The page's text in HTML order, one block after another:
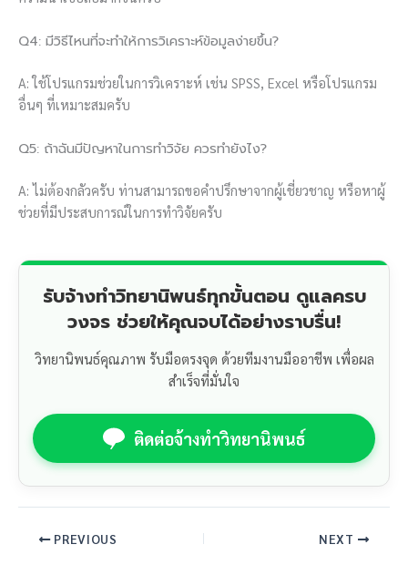
Q4: มีวิธีไหนที่จะทำให้การวิเคราะห์ข้อมูลง่ายขึ้น?
A: ใช้โปรแกรมช่วยในการวิเคราะห์ เช่น SPSS, Excel หรือโปรแกรม
อื่นๆ ที่เหมาะสมครับ
Q5: ถ้าฉันมีปัญหาในการทำวิจัย ควรทำยังไง?
A: ไม่ต้องกลัวครับ ท่านสามารถขอคำปรึกษาจากผู้เชี่ยวชาญ หรือหาผู้
ช่วยที่มีประสบการณ์ในการทำวิจัยครับ
รับจ้างทำวิทยานิพนธ์ทุกขั้นตอน ดูแลครบ
วงจร ช่วยให้คุณจบได้อย่างราบรื่น!
วิทยานิพนธ์คุณภาพ รับมือตรงจุด ด้วยทีมงานมืออาชีพ เพื่อผล
สำเร็จที่มั่นใจ
ติดต่อจ้างทำวิทยานิพนธ์
PREVIOUS NEXT